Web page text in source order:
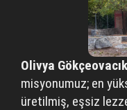
Olivya Gökçeovacık
misyonumuz; en
üretilmiş, eşsiz